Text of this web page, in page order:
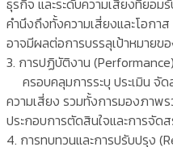
ธุรกิจ และระดับความเสี่ยงที่ยอม
คำนึงถึงทั้งความเสี่ยงและโอกา
อาจมีผลต่อการบรรลุเป้าหมายข
3. การปฏิบัติงาน (Performance)
ครอบคลุมการระบุ ประเมิน จั
ความเสี่ยง รวมทั้งการมองภาพ
ประกอบการตัดสินใจและการจัด
4. การทบทวนและการปรับปรุง